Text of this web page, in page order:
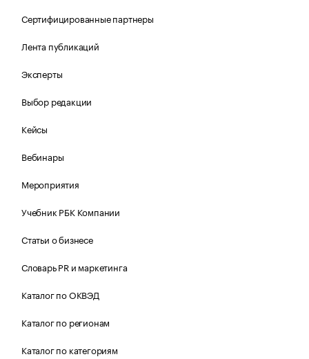
Сертифицированные партнеры
Лента публикаций
Эксперты
Выбор редакции
Кейсы
Вебинары
Мероприятия
Учебник РБК Компании
Статьи о бизнесе
Словарь PR и маркетинга
Каталог по ОКВЭД
Каталог по регионам
Каталог по категориям